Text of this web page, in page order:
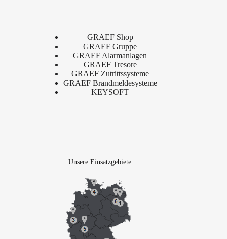
GRAEF Shop
GRAEF Gruppe
GRAEF Alarmanlagen
GRAEF Tresore
GRAEF Zutrittssysteme
GRAEF Brandmeldesysteme
KEYSOFT
Unsere Einsatzgebiete